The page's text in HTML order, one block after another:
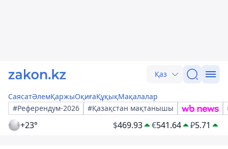
Қаз
СаясатӘлемҚаржыОқиғаҚұқықМақалалар
#Референдум-2026
#Қазақстан мақтанышы
+23° $469.93 €541.64 ₽5.71